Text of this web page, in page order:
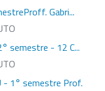
Gabri...
semestre - 12 C...
- 1° semestre Prof.